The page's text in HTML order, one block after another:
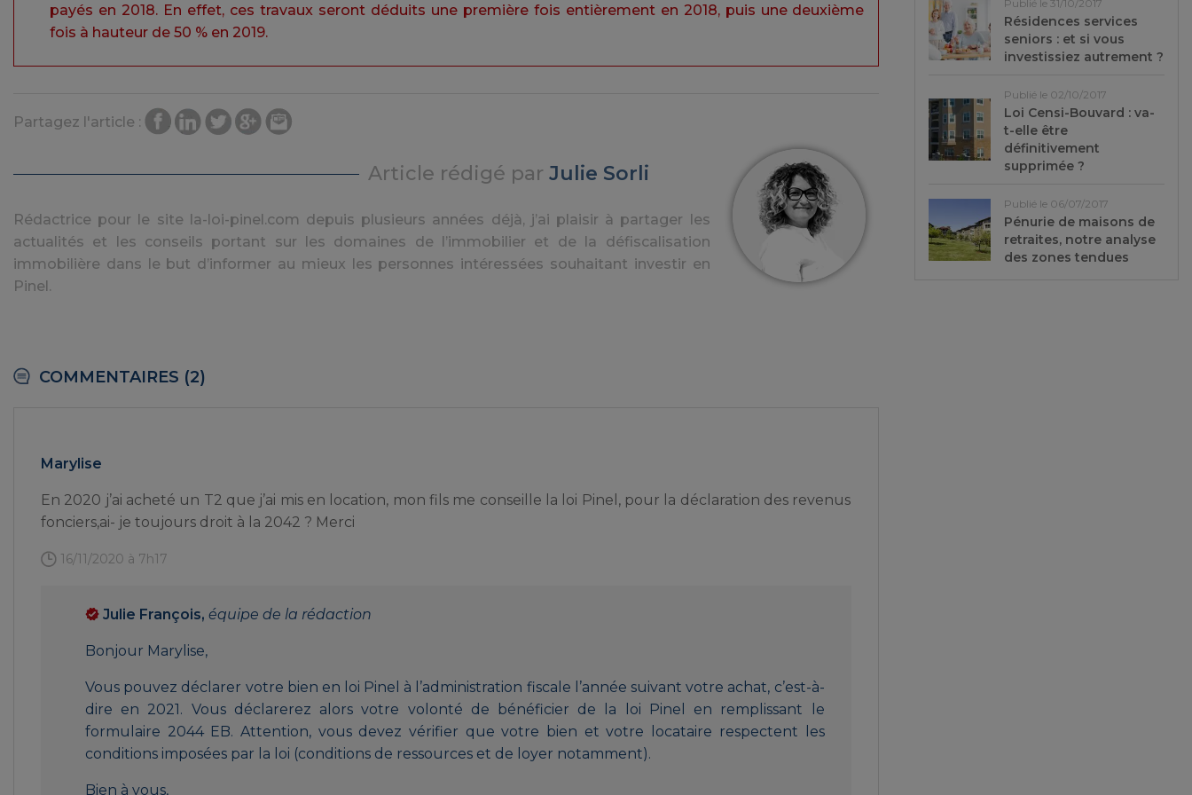
payés en 2018. En effet, ces travaux seront déduits une première fois entièrement en 2018, puis une deuxième
fois à hauteur de 50 % en 2019.
Partagez l'article :
Article rédigé parJulie Sorli
Rédactrice pour le site la-loi-pinel.com depuis plusieurs années déjà, j’ai plaisir à partager les
actualités et les conseils portant sur les domaines de l’immobilier et de la défiscalisation
immobilière dans le but d’informer au mieux les personnes intéressées souhaitant investir en
Pinel.
Publié le 31/10/2017
Résidences services
seniors : et si vous
investissiez autrement ?
Publié le 02/10/2017
Loi Censi-Bouvard : va-
t-elle être
définitivement
supprimée ?
Publié le 06/07/2017
Pénurie de maisons de
retraites, notre analyse
des zones tendues
COMMENTAIRES (2)
Marylise
En 2020 j’ai acheté un T2 que j’ai mis en location, mon fils me conseille la loi Pinel, pour la déclaration des revenus
fonciers,ai- je toujours droit à la 2042 ? Merci
16/11/2020 à 7h17
Julie François, équipe de la rédaction
Bonjour Marylise,
Vous pouvez déclarer votre bien en loi Pinel à l’administration fiscale l’année suivant votre achat, c’est-à-
dire en 2021. Vous déclarerez alors votre volonté de bénéficier de la loi Pinel en remplissant le
formulaire 2044 EB. Attention, vous devez vérifier que votre bien et votre locataire respectent les
conditions imposées par la loi (conditions de ressources et de loyer notamment).
Bien à vous,